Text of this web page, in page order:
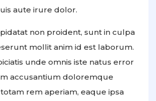
aute irure dolor.
non proident, sunt in culpa
mollit anim id est laborum.
unde omnis iste natus error
accusantium doloremque
rem aperiam, eaque ipsa